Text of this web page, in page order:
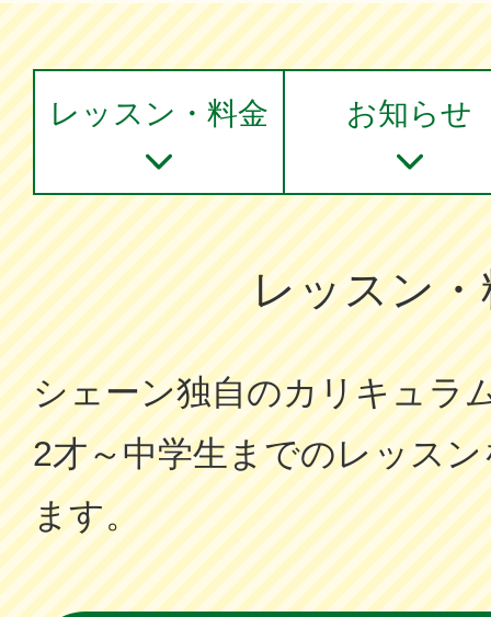
レッスン・料金 お知らせ
レッスン・
シェーン独⾃のカリキュラ
2才～中学⽣までのレッス
ます。